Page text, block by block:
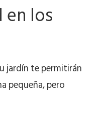
los
jardín te permitirán
pequeña, pero